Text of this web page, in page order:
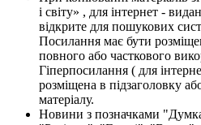
і світу» , для інтернет -
відкрите для пошукових
Посилання має бути
повного або часткового
Гіперпосилання ( для
розміщена в підзаголовку
матеріалу.
Новини з позначками